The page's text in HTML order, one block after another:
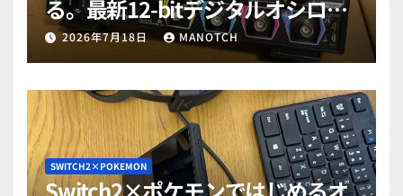
る。最新12-bitデジタルオシロス
コープ「RIGOL MHO984」で勉強
だぜ！part1
2026年7月18日 MANOTCH
SWITCH2×POKEMON